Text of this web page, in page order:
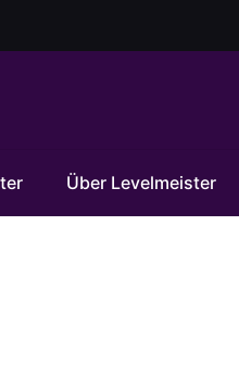
Über Levelmeister